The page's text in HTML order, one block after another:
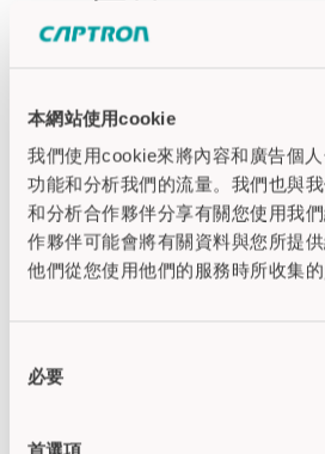
本網站使用cookie
我們使用cookie來將內容和廣告個
功能和分析我們的流量。我們也與
和分析合作夥伴分享有關您使用我
作夥伴可能會將有關資料與您所提
他們從您使用他們的服務時所收集的
必要